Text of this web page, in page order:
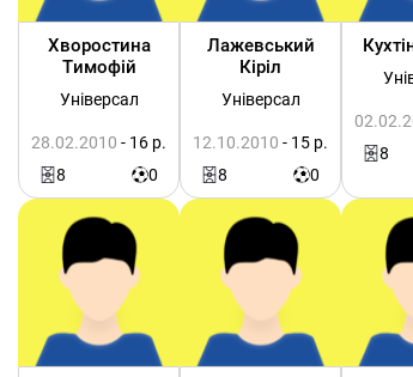
Хворостина
Тимофій
Універсал
28.02.2010 - 16 р.
8
0
Лажевський
Кіріл
Універсал
12.10.2010 - 15 р.
8
0
8